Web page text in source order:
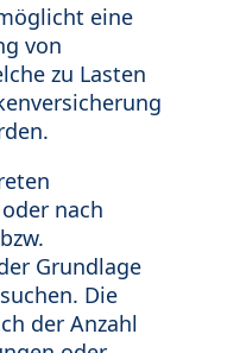
eine
von
zu Lasten
nach
Grundlage
Die
der Anzahl